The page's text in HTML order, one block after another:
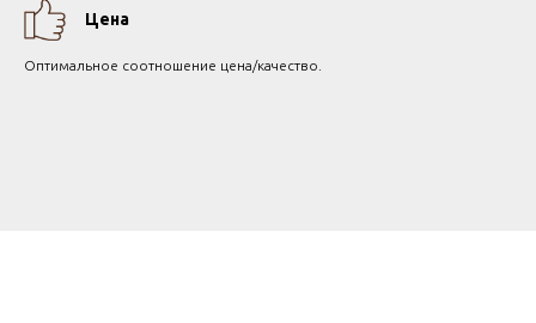
Цена
Оптимальное соотношение цена/качество.